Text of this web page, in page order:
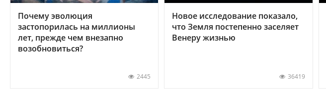
Почему эволюция
застопорилась на миллионы
лет, прежде чем внезапно
возобновиться?
2445
Новое исследование показало,
что Земля постепенно заселяет
Венеру жизнью
36419